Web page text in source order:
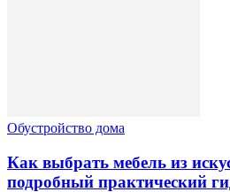
Обустройство дома
Как выбрать мебель из
подробный практический